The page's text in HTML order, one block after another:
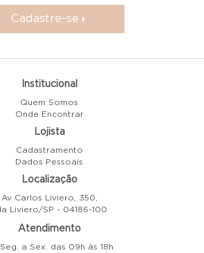
Cadastre-se
Institucional
Quem Somos
Onde Encontrar
Lojista
Cadastramento
Dados Pessoais
Localização
Av Carlos Liviero, 350,
Liviero/SP - 04186-100
Atendimento
a Sex. das 09h às 18h